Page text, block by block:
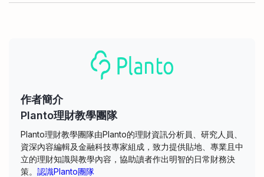
作者簡介
Planto理財教學團隊
Planto理財教學團隊由Planto的理財資訊分析員、研究人員、
資深內容編輯及金融科技專家組成，致力提供貼地、專業且中
立的理財知識與教學內容，協助讀者作出明智的日常財務決
策。 認識Planto團隊